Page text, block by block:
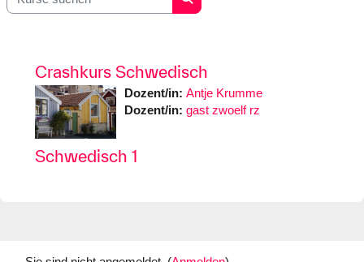
Kurse suchen
Crashkurs Schwedisch
Dozent/in: Antje Krumme
Dozent/in: gast zwoelf rz
Schwedisch 1